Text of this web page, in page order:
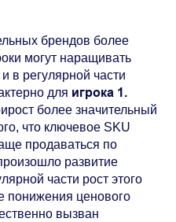
брендов более
могут наращивать
в регулярной части
для игрока 1.
более значительный
что ключевое SKU
продаваться по
развитие
части рост этого
понижения ценового
вызван